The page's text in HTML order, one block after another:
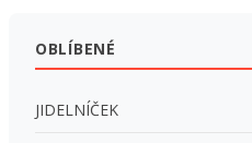
OBLÍBENÉ
JIDELNÍČEK